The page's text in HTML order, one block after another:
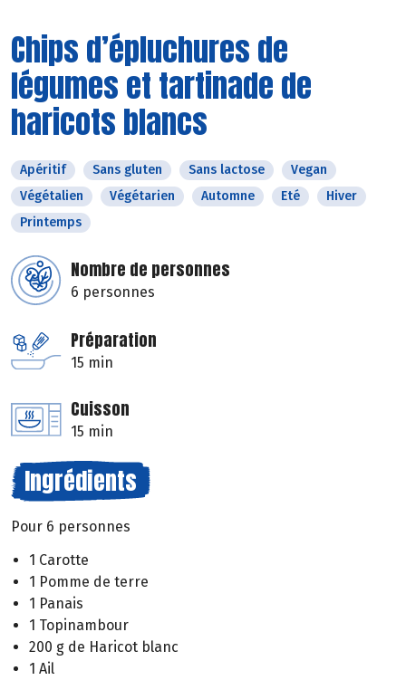
Chips d’épluchures de
légumes et tartinade de
haricots blancs
Apéritif Sans gluten Sans lactose
Vegan
Végétalien
Végétarien Automne Eté
Hiver
Printemps
Nombre de personnes
6 personnes
Préparation
15 min
Cuisson
15 min
Ingrédients
Pour 6 personnes
1 Carotte
1 Pomme de terre
1 Panais
1 Topinambour
200 g de Haricot blanc
1 Ail